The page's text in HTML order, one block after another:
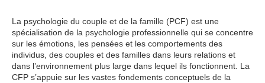
La psychologie du couple et de la famille (PCF) est une
spécialisation de la psychologie professionnelle qui se concentre
sur les émotions, les pensées et les comportements des
individus, des couples et des familles dans leurs relations et
dans l’environnement plus large dans lequel ils fonctionnent. La
CFP s’appuie sur les vastes fondements conceptuels de la